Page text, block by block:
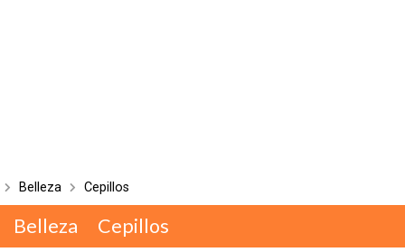
Belleza Cepillos
Belleza Cepillos